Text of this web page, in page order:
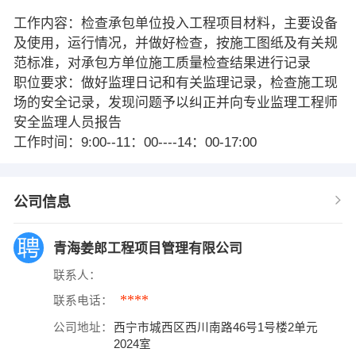
工作内容：检查承包单位投入工程项目材料，主要设备
及使用，运行情况，并做好检查，按施工图纸及有关规
范标准，对承包方单位施工质量检查结果进行记录
职位要求：做好监理日记和有关监理记录，检查施工现
场的安全记录，发现问题予以纠正并向专业监理工程师
安全监理人员报告
工作时间：9:00--11：00----14：00-17:00
公司信息
青海姜郎工程项目管理有限公司
联系人：
联系电话： ****
公司地址：
西宁市城西区西川南路46号1号楼2单元
2024室